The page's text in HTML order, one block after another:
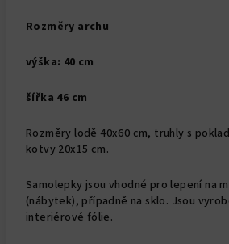
Rozměry archu
výška: 40 cm
šířka 46 cm
Rozměry lodě 40x60 cm, truhly s
kotvy 20x15 cm.
Samolepky jsou vhodné pro lepení na
(nábytek), případně na sklo. Jsou
interiérové fólie.